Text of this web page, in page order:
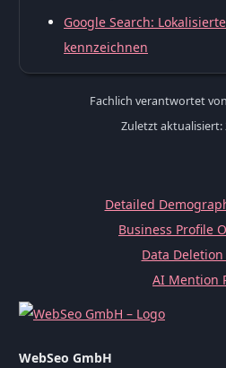
Google Search:
kennzeichnen
Fachlich verantwortet von
Zuletzt aktualisiert:
Detailed
Business Profile
Data Deletion
AI Mention
WebSeo GmbH